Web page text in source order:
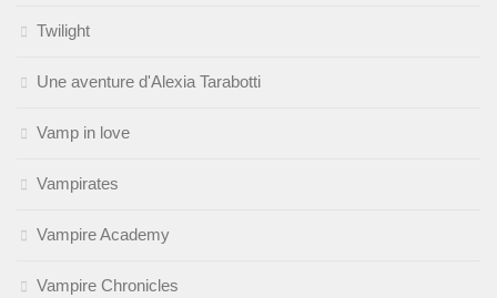
Twilight
Une aventure d'Alexia Tarabotti
Vamp in love
Vampirates
Vampire Academy
Vampire Chronicles